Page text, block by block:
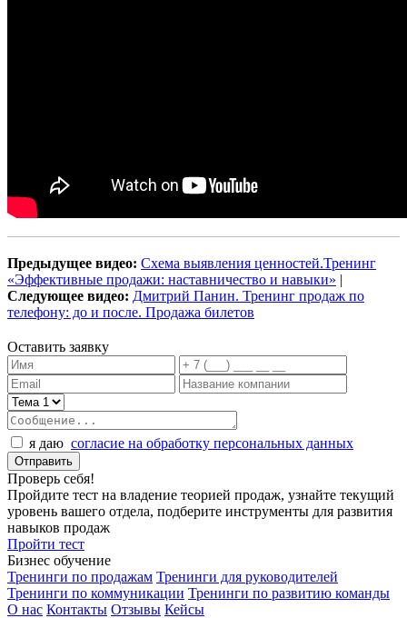
Предыдущее видео: Схема выявления ценностей.Тренинг
«Эффективные продажи: наставничество и навыки» |
Следующее видео: Дмитрий Панин. Тренинг продаж по
телефону: до и после. Продажа билетов
Оставить заявку
я даю согласие на обработку персональных данных
Проверь себя!
Пройдите тест на владение теорией продаж, узнайте текущий
уровень вашего отдела, подберите инструменты для развития
навыков продаж
Пройти тест
Бизнес обучение
Тренинги по продажам Тренинги для руководителей
Тренинги по коммуникации Тренинги по развитию команды
О нас Контакты Отзывы Кейсы